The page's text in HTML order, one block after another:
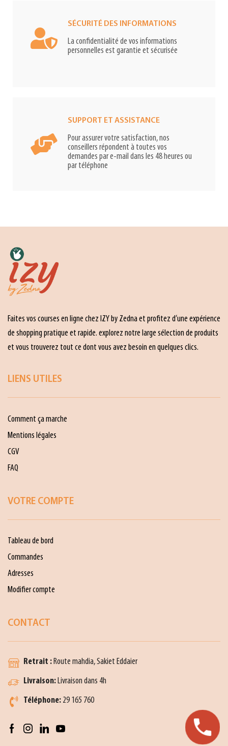
SÉCURITÉ DES INFORMATIONS
La confidentialité de vos informations
personnelles est garantie et sécurisée
SUPPORT ET ASSISTANCE
Pour assurer votre satisfaction, nos
conseillers répondent à toutes vos
demandes par e-mail dans les 48 heures ou
par téléphone
Faites vos courses en ligne chez IZY by Zedna et profitez d’une expérience
de shopping pratique et rapide. explorez notre large sélection de produits
et vous trouverez tout ce dont vous avez besoin en quelques clics.
LIENS UTILES
Comment ça marche
Mentions légales
CGV
FAQ
VOTRE COMPTE
Tableau de bord
Commandes
Adresses
Modifier compte
CONTACT
Retrait :Route mahdia, Sakiet Eddaier
Livraison:Livraison dans 4h
Téléphone: 29 165 760